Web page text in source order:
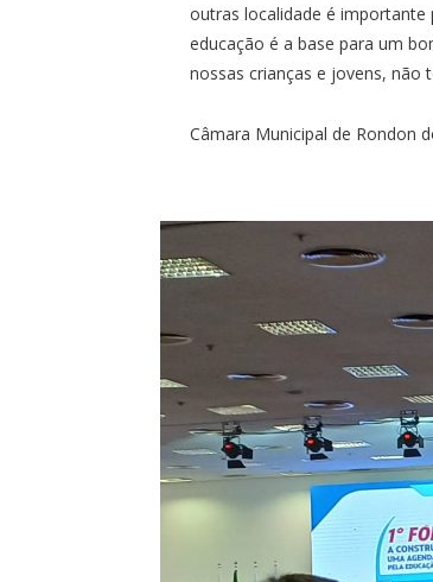
outras localidade é importante
educação é a base para um
nossas crianças e jovens, não
Câmara Municipal de Rondon